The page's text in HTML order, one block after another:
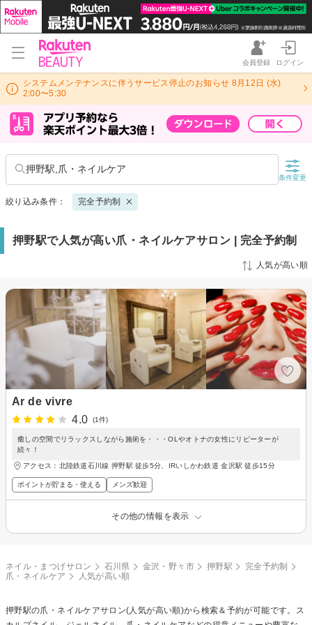
会員登録 ログイン
システムメンテナンスに伴うサービス停止のお知らせ 8月12日 (水)
2:00〜5:30
押野駅,爪・ネイルケア
条件変更
絞り込み条件： 完全予約制
押野駅で人気が高い爪・ネイルケアサロン | 完全予約制
人気が高い順
Ar de vivre
4.0
(1件)
癒しの空間でリラックスしながら施術を・・・OLやオトナの女性にリピーターが
続々！
アクセス：北陸鉄道石川線 押野駅 徒歩5分、IRいしかわ鉄道 金沢駅 徒歩15分
ポイントが貯まる・使える メンズ歓迎
その他の情報を表示
ネイル・まつげサロン 石川県 金沢・野々市 押野駅
完全予約制
爪・ネイルケア
人気が高い順
押野駅の爪・ネイルケアサロン(人気が高い順)から検索＆予約が可能です。ス